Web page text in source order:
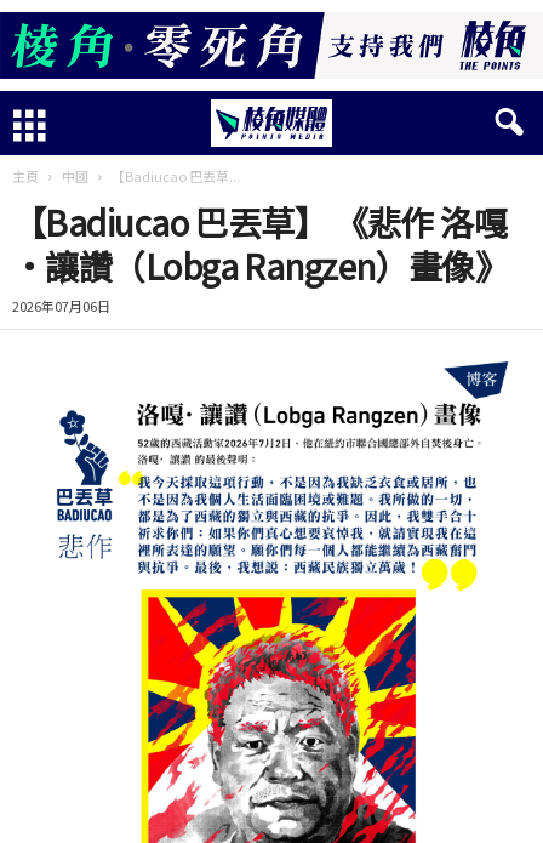
主頁 中國 【Badiucao 巴丟草...
【Badiucao 巴丟草】 《悲作 洛嘎
·讓讚（Lobga Rangzen）畫像》
2026年07月06日